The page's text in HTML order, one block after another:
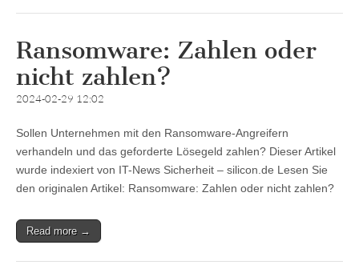
Ransomware: Zahlen oder
nicht zahlen?
2024-02-29 12:02
Sollen Unternehmen mit den Ransomware-Angreifern
verhandeln und das geforderte Lösegeld zahlen? Dieser Artikel
wurde indexiert von IT-News Sicherheit – silicon.de Lesen Sie
den originalen Artikel: Ransomware: Zahlen oder nicht zahlen?
Read more →